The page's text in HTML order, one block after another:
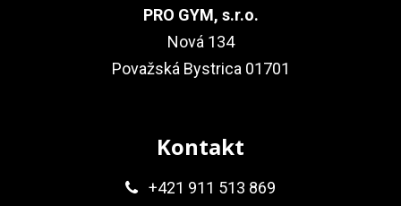
PRO GYM, s.r.o.
Nová 134
Považská Bystrica 01701
Kontakt
+421 911 513 869